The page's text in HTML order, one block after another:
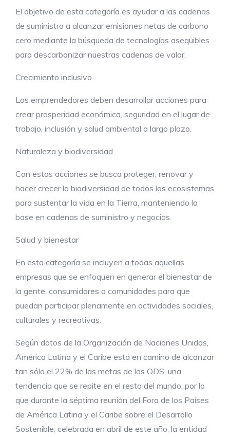
El objetivo de esta categoría es ayudar a las cadenas
de suministro a alcanzar emisiones netas de carbono
cero mediante la búsqueda de tecnologías asequibles
para descarbonizar nuestras cadenas de valor.
Crecimiento inclusivo
Los emprendedores deben desarrollar acciones para
crear prosperidad económica, seguridad en el lugar de
trabajo, inclusión y salud ambiental a largo plazo.
Naturaleza y biodiversidad
Con estas acciones se busca proteger, renovar y
hacer crecer la biodiversidad de todos los ecosistemas
para sustentar la vida en la Tierra, manteniendo la
base en cadenas de suministro y negocios.
Salud y bienestar
En esta categoría se incluyen a todas aquellas
empresas que se enfoquen en generar el bienestar de
la gente, consumidores o comunidades para que
puedan participar plenamente en actividades sociales,
culturales y recreativas.
Según datos de la Organización de Naciones Unidas,
América Latina y el Caribe está en camino de alcanzar
tan sólo el 22% de las metas de los ODS, una
tendencia que se repite en el resto del mundo, por lo
que durante la séptima reunión del Foro de los Países
de América Latina y el Caribe sobre el Desarrollo
Sostenible, celebrada en abril de este año, la entidad